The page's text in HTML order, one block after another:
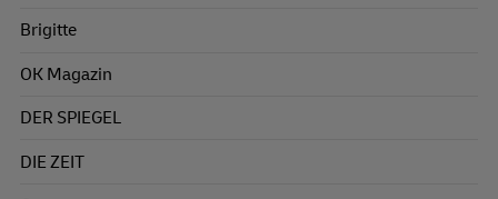
Brigitte
OK Magazin
DER SPIEGEL
DIE ZEIT